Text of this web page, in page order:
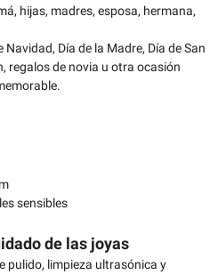
hijas, madres, esposa, hermana,
Día de la Madre, Día de San
regalos de novia u otra ocasión
sensibles
de las joyas
pulido, limpieza ultrasónica y